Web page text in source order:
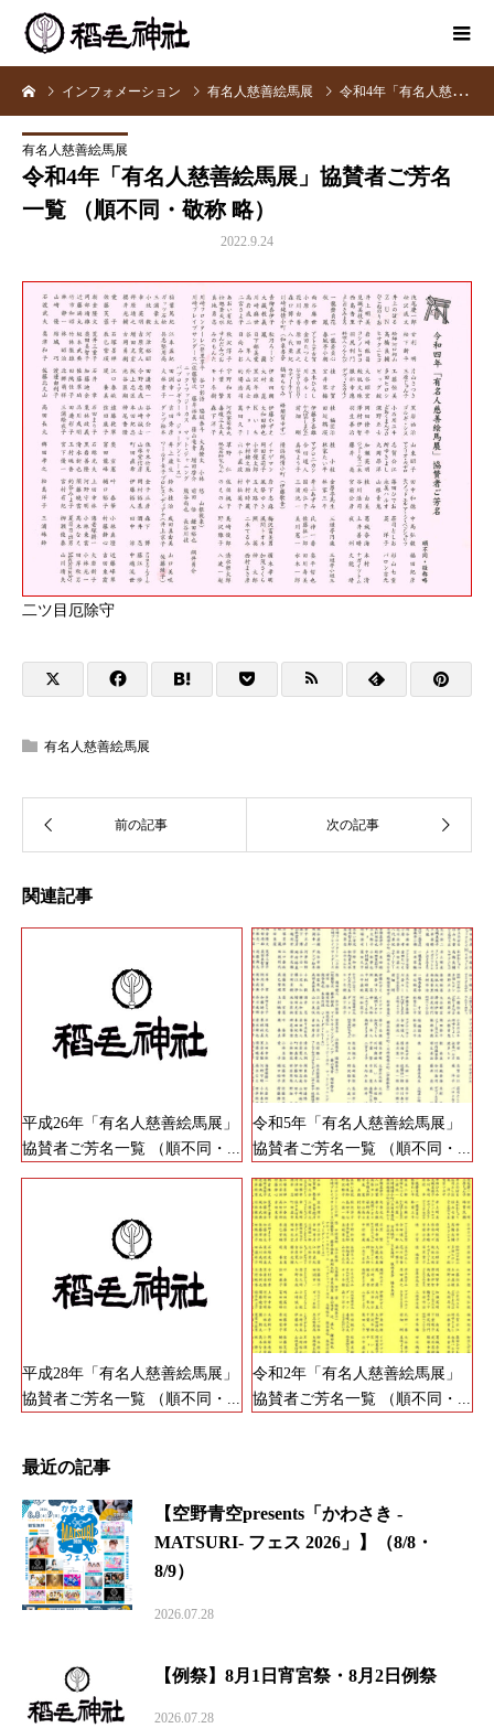
インフォメーション 有名人慈善絵馬展 令和4年「有名人慈善絵馬展」協賛者ご芳名一覧 （順不同・敬称 略）
有名人慈善絵馬展
令和4年「有名人慈善絵馬展」協賛者ご芳名
一覧 （順不同・敬称 略）
2022.9.24
二ツ目厄除守
有名人慈善絵馬展
関連記事
平成26年「有名人慈善絵馬展」
協賛者ご芳名一覧 （順不同・...
令和5年「有名人慈善絵馬展」
協賛者ご芳名一覧 （順不同・...
平成28年「有名人慈善絵馬展」
協賛者ご芳名一覧 （順不同・...
令和2年「有名人慈善絵馬展」
協賛者ご芳名一覧 （順不同・...
最近の記事
【空野青空presents「かわさき -
MATSURI- フェス 2026」】（8/8・
8/9）
2026.07.28
【例祭】8月1日宵宮祭・8月2日例祭
2026.07.28